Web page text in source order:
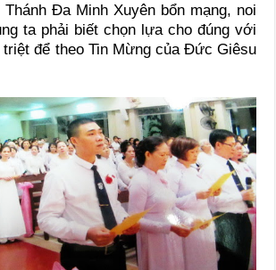
Đa Minh Xuyên bổn mạng, noi
ta phải biết chọn lựa cho đúng với
để theo Tin Mừng của Đức Giêsu